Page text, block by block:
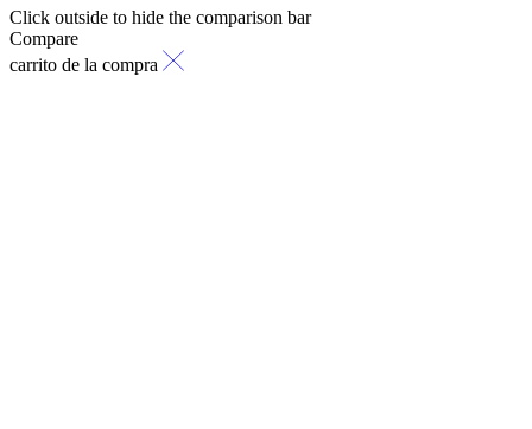
Click outside to hide the comparison bar
Compare
carrito de la compra